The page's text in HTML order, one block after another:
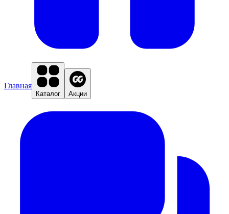
Главная
Каталог Акции